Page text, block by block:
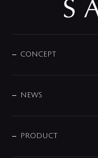
CONCEPT
DESIGN
NEWS
商品に関して
PRODUCT